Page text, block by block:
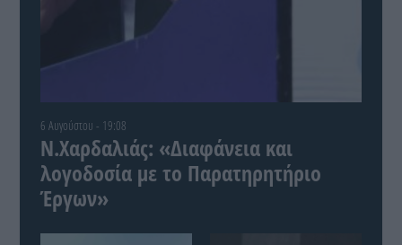
6 Αυγούστου - 19:08
Ν.Χαρδαλιάς: «Διαφάνεια και
λογοδοσία με το Παρατηρητήριο
Έργων»